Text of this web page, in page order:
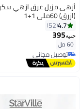
(ازرق) 60ملي 1+1
4.7
52
جنيه395
60 مل
توصيل مجاني
توصيل مجاني